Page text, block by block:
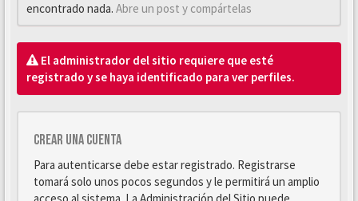
encontrado nada. Abre un post y compártelas
El administrador del sitio requiere que esté
registrado y se haya identificado para ver perfiles.
Crear una cuenta
Para autenticarse debe estar registrado. Registrarse
tomará solo unos pocos segundos y le permitirá un amplio